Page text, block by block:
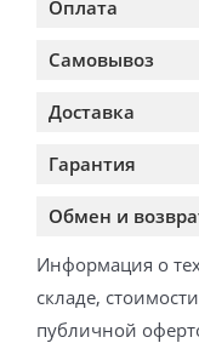
Оплата
Самовывоз
Доставка
Гарантия
Обмен и
Информация о
складе,
публичной